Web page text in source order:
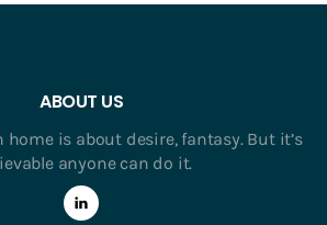
ABOUT US
is about desire, fantasy. But it’s
anyone can do it.